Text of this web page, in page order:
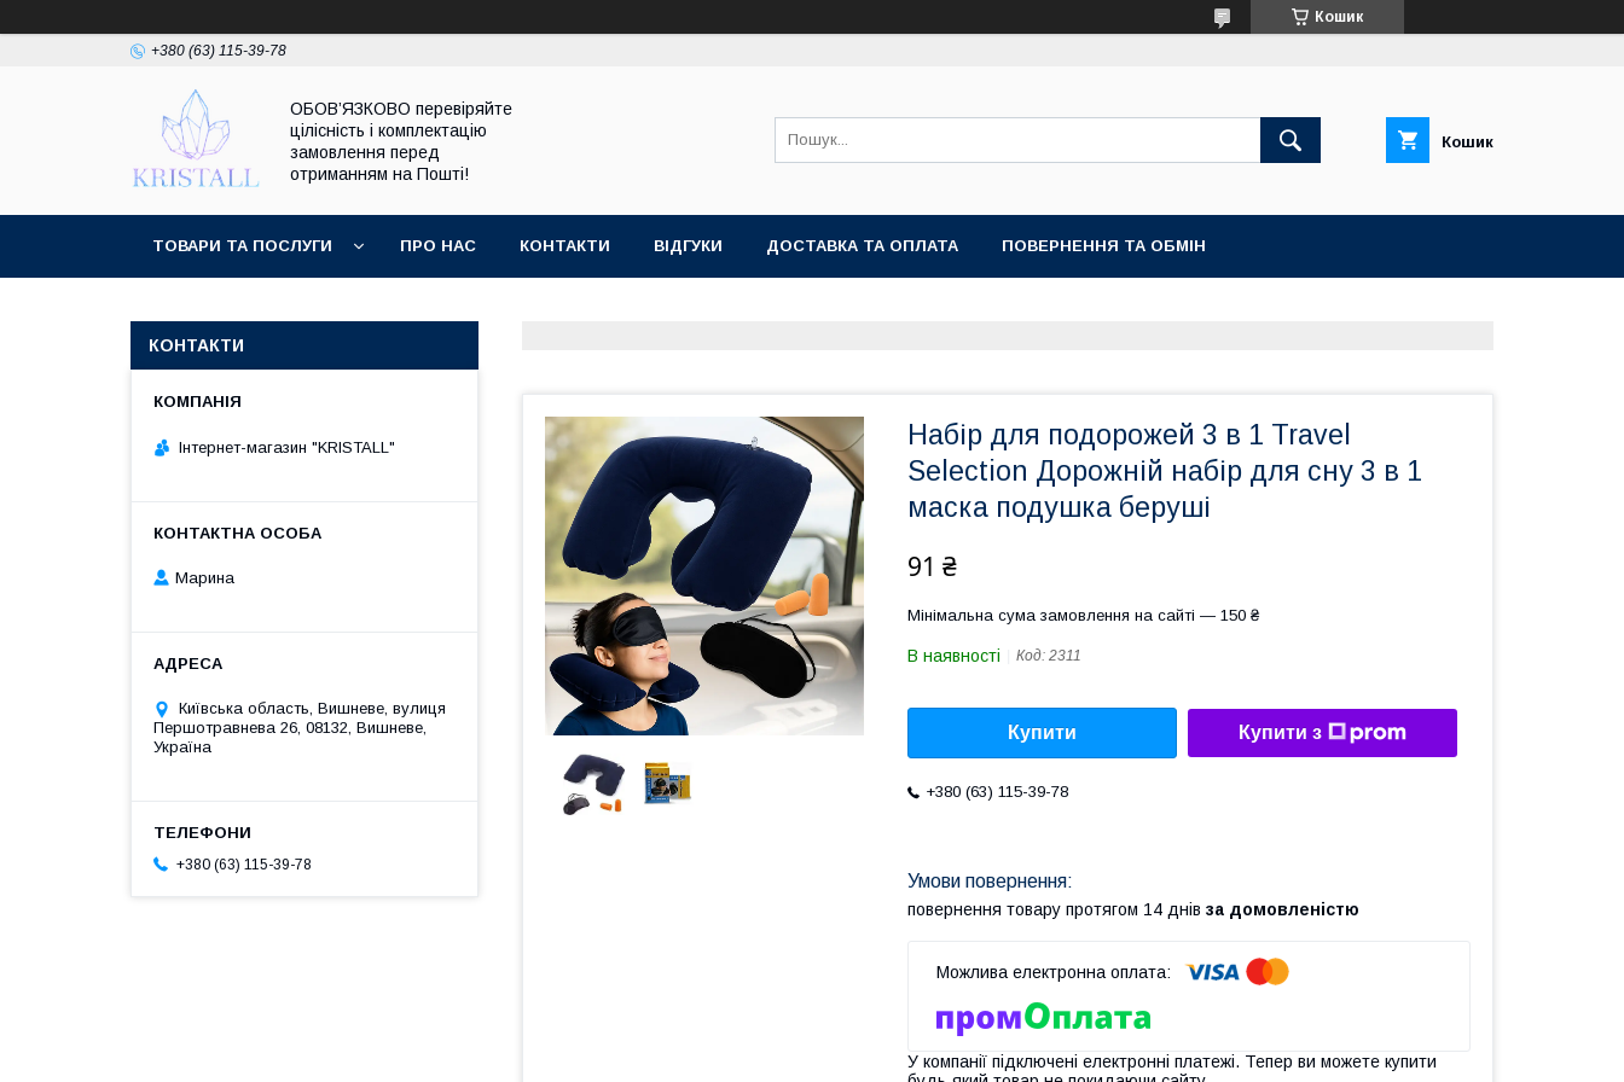
Кошик
+380 (63) 115-39-78
ОБОВ’ЯЗКОВО перевіряйте
цілісність і комплектацію
замовлення перед
отриманням на Пошті!
Кошик
ТОВАРИ ТА ПОСЛУГИ ПРО НАС КОНТАКТИ ВІДГУКИ ДОСТАВКА ТА ОПЛАТА ПОВЕРНЕННЯ ТА ОБМІН
Набір для подорожей 3 в 1 Travel
Selection Дорожній набір для сну 3 в 1
маска подушка беруші
91 ₴
Мінімальна сума замовлення на сайті — 150 ₴
В наявності Код: 2311
Купити Купити з
+380 (63) 115-39-78
повернення товару протягом 14 днів за домовленістю
У компанії підключені електронні платежі. Тепер ви можете купити
КОНТАКТИ
Інтернет-магазин "KRISTALL"
Марина
Київська область, Вишневе, вулиця
Першотравнева 26, 08132, Вишневе,
Україна
+380 (63) 115-39-78